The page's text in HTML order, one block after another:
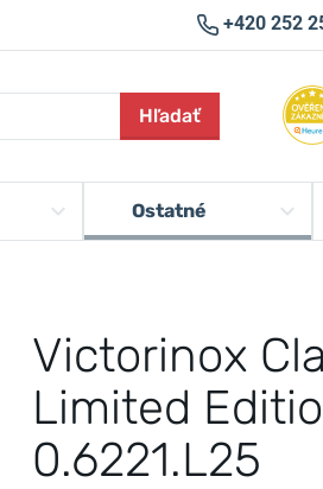
+420 252
Hľadať
Ostatné
Victorinox
Limited
0.6221.L25